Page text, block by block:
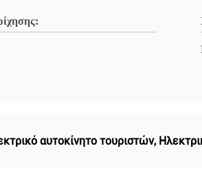
αυτοκίνητο τουριστών,